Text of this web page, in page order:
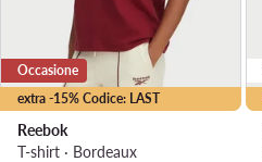
extra -15% Codice: LAST
Occasione
Reebok
T-shirt · Bordeaux